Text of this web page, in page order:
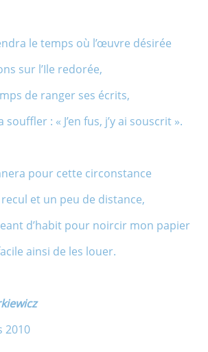
le temps où l’œuvre désirée
sur l’Ile redorée,
de ranger ses écrits,
: « J’en fus, j’y ai souscrit ».
pour cette circonstance
recul et un peu de distance,
d’habit pour noircir mon papier
ainsi de les louer.
2010